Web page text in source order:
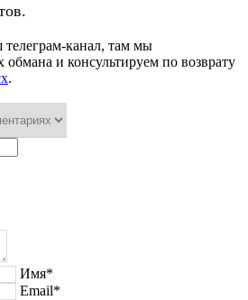
канал, там мы
и консультируем по возврату
.
Имя*
Email*